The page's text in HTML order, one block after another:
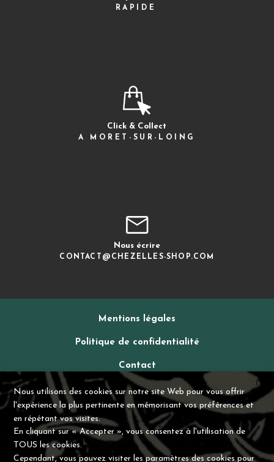
RAPIDE
Click & Collect
A MORET-SUR-LOING
Nous écrire
CONTACT@CHEZELLES-SHOP.COM
Mentions légales
Politique de confidentialité
Contact
CGV
Nous utilisons des cookies sur notre site Web pour vous offrir
l'expérience la plus pertinente en mémorisant vos préférences et
en répétant vos visites.
En cliquant sur « Accepter », vous consentez à l'utilisation de
TOUS les cookies.
Cependant, vous pouvez visiter les paramètres des cookies pour